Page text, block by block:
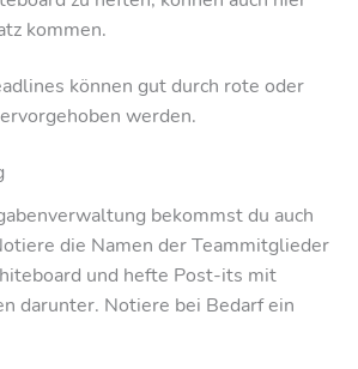
kommen.
können gut durch rote oder
werden.
bekommst du auch
die Namen der Teammitglieder
und hefte Post-its mit
darunter. Notiere bei Bedarf ein